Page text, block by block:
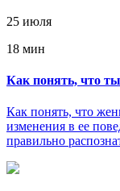
25 июля
18 мин
Как понять, что
Как понять, что
изменения в ее
правильно